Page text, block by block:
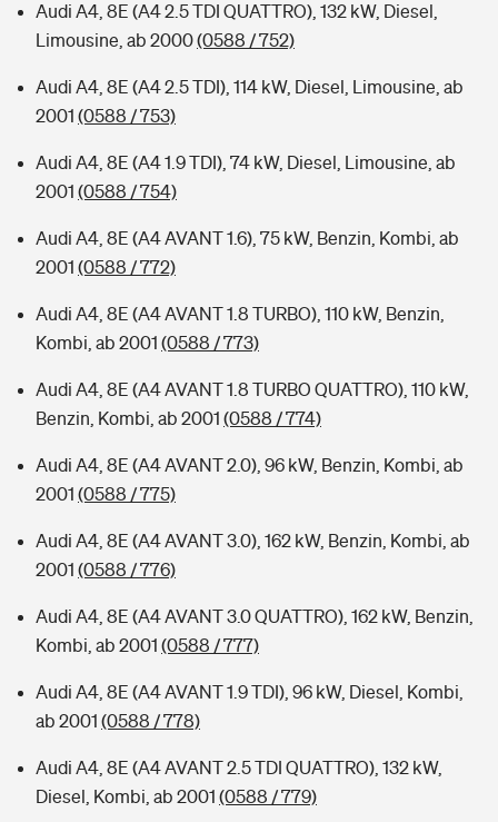
Audi A4, 8E (A4 2.5 TDI QUATTRO), 132 kW, Diesel,
Limousine, ab 2000(0588 / 752)
Audi A4, 8E (A4 2.5 TDI), 114 kW, Diesel, Limousine, ab
2001 (0588 / 753)
Audi A4, 8E (A4 1.9 TDI), 74 kW, Diesel, Limousine, ab
2001 (0588 / 754)
Audi A4, 8E (A4 AVANT 1.6), 75 kW, Benzin, Kombi, ab
2001 (0588 / 772)
Audi A4, 8E (A4 AVANT 1.8 TURBO), 110 kW, Benzin,
Kombi, ab 2001 (0588 / 773)
Audi A4, 8E (A4 AVANT 1.8 TURBO QUATTRO), 110 kW,
Benzin, Kombi, ab 2001 (0588 / 774)
Audi A4, 8E (A4 AVANT 2.0), 96 kW, Benzin, Kombi, ab
2001 (0588 / 775)
Audi A4, 8E (A4 AVANT 3.0), 162 kW, Benzin, Kombi, ab
2001 (0588 / 776)
Audi A4, 8E (A4 AVANT 3.0 QUATTRO), 162 kW, Benzin,
Kombi, ab 2001 (0588 / 777)
Audi A4, 8E (A4 AVANT 1.9 TDI), 96 kW, Diesel, Kombi,
ab 2001 (0588 / 778)
Audi A4, 8E (A4 AVANT 2.5 TDI QUATTRO), 132 kW,
Diesel, Kombi, ab 2001 (0588 / 779)